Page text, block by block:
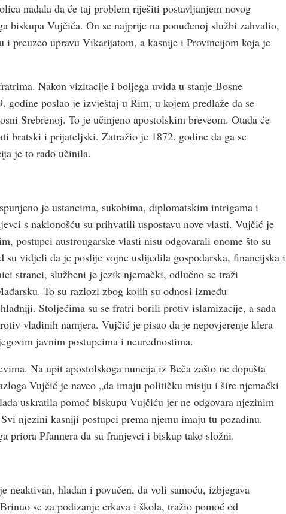
nadala da će taj problem riješiti postavljanjem novog
biskupa Vujčića. On se najprije na ponuđenoj službi zahvalio,
preuzeo upravu Vikarijatom, a kasnije i Provincijom koja je
Nakon vizitacije i boljega uvida u stanje Bosne
poslao je izvještaj u Rim, u kojem predlaže da se
Srebrenoj. To je učinjeno apostolskim breveom. Otada će
bratski i prijateljski. Zatražio je 1872. godine da ga se
je to rado učinila.
je ustancima, sukobima, diplomatskim intrigama i
s naklonošću su prihvatili uspostavu nove vlasti. Vujčić je
postupci austrougarske vlasti nisu odgovarali onome što su
vidjeli da je poslije vojne uslijedila gospodarska, financijska i
stranci, službeni je jezik njemački, odlučno se traži
To su razlozi zbog kojih su odnosi između
Stoljećima su se fratri borili protiv islamizacije, a sada
vladinih namjera. Vujčić je pisao da je nepovjerenje klera
javnim postupcima i neurednostima.
Na upit apostolskoga nuncija iz Beča zašto ne dopušta
Vujčić je naveo „da imaju političku misiju i šire njemački
uskratila pomoć biskupu Vujčiću jer ne odgovara njezinim
njezini kasniji postupci prema njemu imaju tu pozadinu.
priora Pfannera da su franjevci i biskup tako složni.
hladan i povučen, da voli samoću, izbjegava
se za podizanje crkava i škola, tražio pomoć od